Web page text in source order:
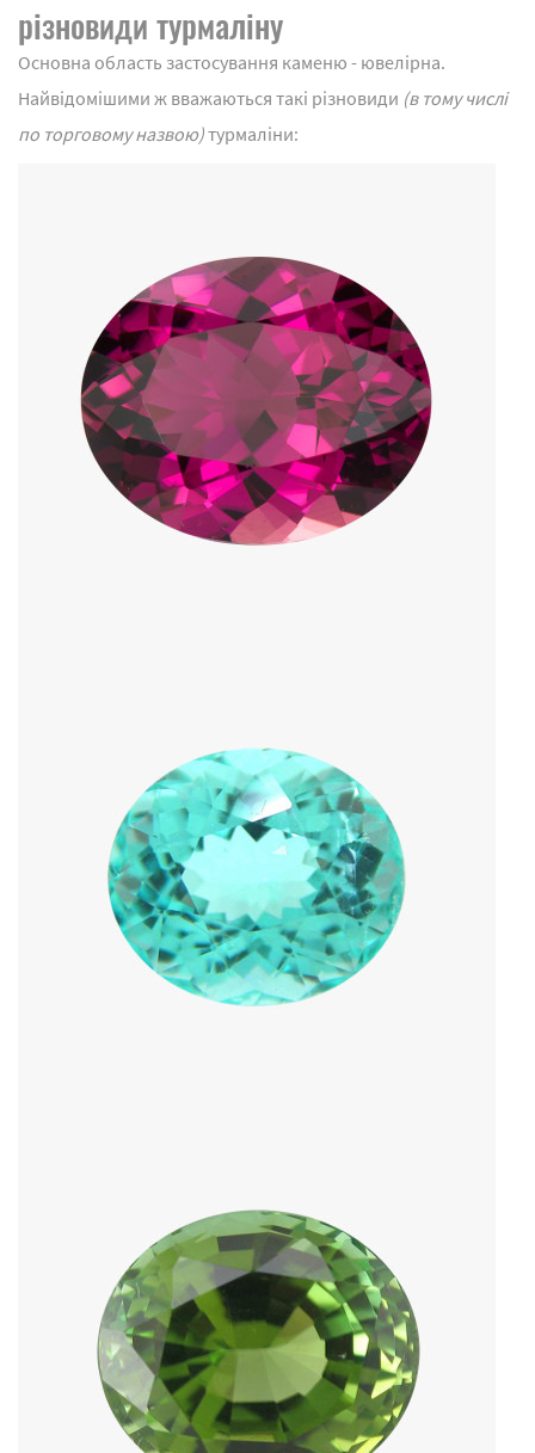
різновиди турмаліну
Основна область застосування каменю - ювелірна.
Найвідомішими ж вважаються такі різновиди (в тому числі
по торговому назвою)турмаліни: